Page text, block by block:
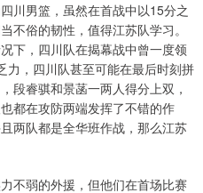
川男篮，虽然在首战中以15分之
不俗的韧性，值得江苏队学习。
下，四川队在揭幕战中曾一度领
力，四川队甚至可能在最后时刻拼
段睿骐和景菡一两人得分上双，
都在攻防两端发挥了不错的作
两队都是全华班作战，那么江苏
不弱的外援，但他们在首场比赛